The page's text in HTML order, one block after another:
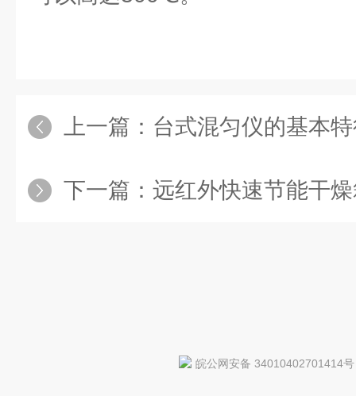
上一篇： 台式混匀仪的基本
下一篇： 远红外快速节能干
皖公网安备 34010402701414号